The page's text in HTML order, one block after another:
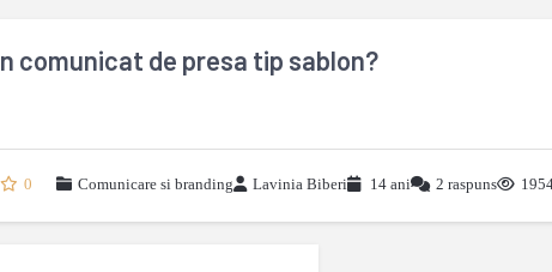
comunicat de presa tip sablon?
0 Comunicare si branding Lavinia Biberi 14 ani 2 raspuns